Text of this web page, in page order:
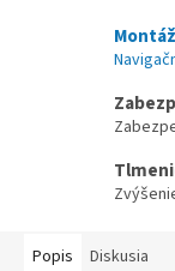
Popis Diskusia